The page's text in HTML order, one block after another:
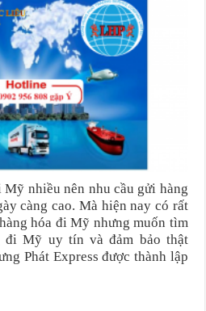
nhiều nên nhu cầu gửi hàng
càng cao. Mà hiện nay có rất
hóa đi Mỹ nhưng muốn tìm
đi Mỹ uy tín và đảm bảo thật
Phát Express được thành lập